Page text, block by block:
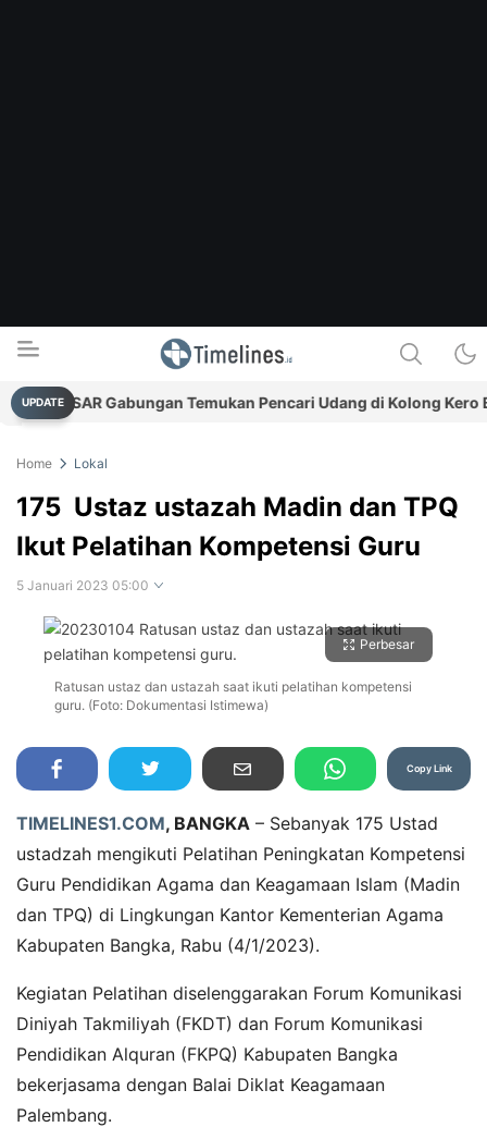
Timelines.id
Media Literasi, Sejarah & Budaya
UPDATE
Tim SAR Gabungan Temukan Pencari Udang di Kolong Kero
Home Lokal
175 Ustaz ustazah Madin dan TPQ
Ikut Pelatihan Kompetensi Guru
5 Januari 2023 05:00
Perbesar
Ratusan ustaz dan ustazah saat ikuti pelatihan kompetensi
guru. (Foto: Dokumentasi Istimewa)
Copy Link
TIMELINES1.COM, BANGKA – Sebanyak 175 Ustad
ustadzah mengikuti Pelatihan Peningkatan Kompetensi
Guru Pendidikan Agama dan Keagamaan Islam (Madin
dan TPQ) di Lingkungan Kantor Kementerian Agama
Kabupaten Bangka, Rabu (4/1/2023).
Kegiatan Pelatihan diselenggarakan Forum Komunikasi
Diniyah Takmiliyah (FKDT) dan Forum Komunikasi
Pendidikan Alquran (FKPQ) Kabupaten Bangka
bekerjasama dengan Balai Diklat Keagamaan
Palembang.